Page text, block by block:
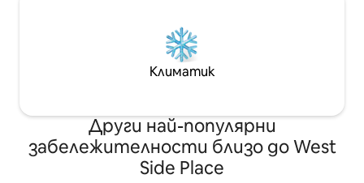
Климатик
Други най-популярни
забележителности близо до West
Side Place